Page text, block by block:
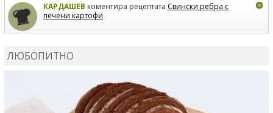
КАРДАШЕВ коментира рецептата Свински ребра с
печени картофи
ЛЮБОПИТНО